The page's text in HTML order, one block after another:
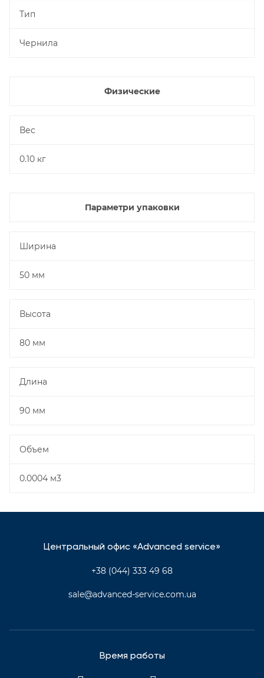
Тип
Чернила
Физические
Вес
0.10 кг
Параметри упаковки
Ширина
50 мм
Высота
80 мм
Длина
90 мм
Объем
0.0004 м3
Центральный офис «Advanced service»
+38 (044) 333 49 68
sale@advanced-service.com.ua
Время работы